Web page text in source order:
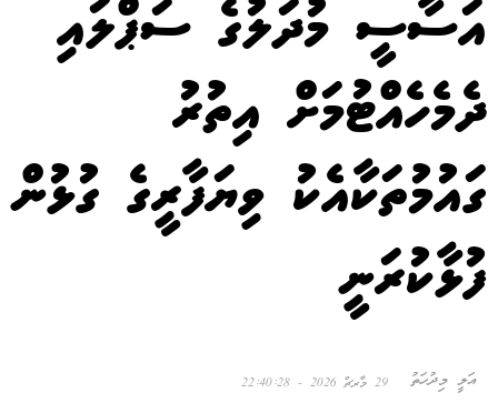
އަސާސީ މުދަލުގެ ސަޕްލައި
ދެމެހެއްޓުމަށް އިތުރު
ގައުމުތަކާއެކު ވިޔަފާރީގެ ގުޅުން
ފުޅާކުރަނީ
އަލީ މިދުހަތު 29 މާރޗް 2026 - 22:40:28